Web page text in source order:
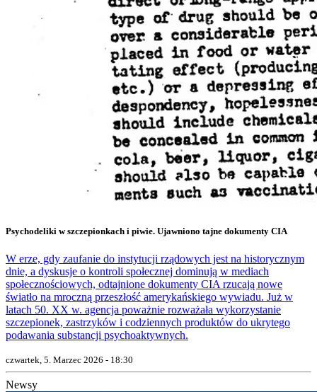
Psychodeliki w szczepionkach i piwie. Ujawniono tajne dokumenty CIA
W erze, gdy zaufanie do instytucji rządowych jest na historycznym
dnie, a dyskusje o kontroli społecznej dominują w mediach
społecznościowych, odtajnione dokumenty CIA rzucają nowe
światło na mroczną przeszłość amerykańskiego wywiadu. Już w
latach 50. XX w. agencja poważnie rozważała wykorzystanie
szczepionek, zastrzyków i codziennych produktów do ukrytego
podawania substancji psychoaktywnych.
czwartek, 5. Marzec 2026 - 18:30
Newsy